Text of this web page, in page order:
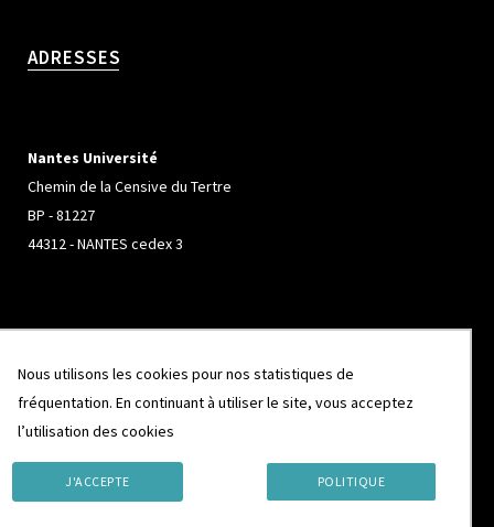
ADRESSES
Nantes Université
Chemin de la Censive du Tertre
BP - 81227
44312 - NANTES cedex 3
Campus de Beaulieu
263 Avenue Général Leclerc
CS 74205
35042 - RENNES cedex
Nous utilisons les cookies pour nos statistiques de
fréquentation. En continuant à utiliser le site, vous acceptez
l’utilisation des cookies
J'ACCEPTE POLITIQUE